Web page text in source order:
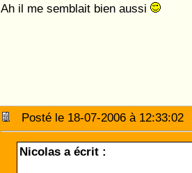
Ah il me semblait bien aussi
Posté le 18-07-2006 à
Nicolas a écrit :